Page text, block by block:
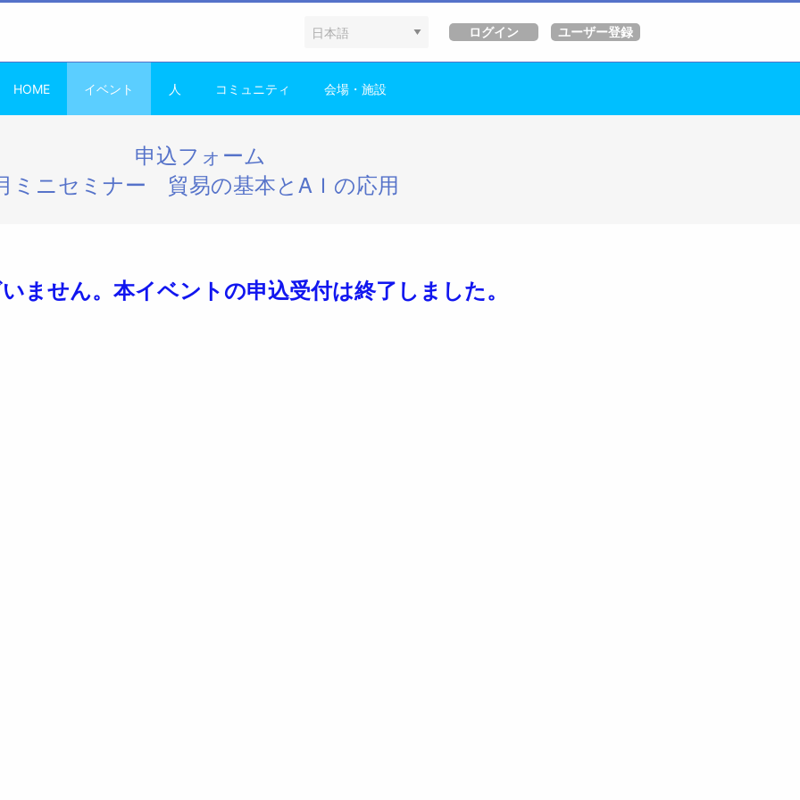
HOME イベント 人 コミュニティ 会場・施設
申込フォーム
ミニセミナー 貿易の基本とAＩの応用
ません。本イベントの申込受付は終了しました。